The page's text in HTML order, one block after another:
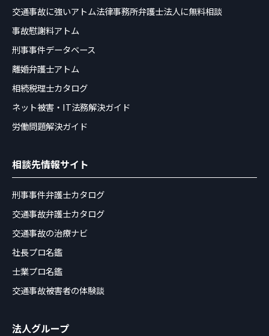
交通事故に強いアトム法律事務所弁護士法人に無料相談
事故慰謝料アトム
刑事事件データベース
離婚弁護士アトム
相続税理士カタログ
ネット被害・IT法務解決ガイド
労働問題解決ガイド
相談先情報サイト
刑事事件弁護士カタログ
交通事故弁護士カタログ
交通事故の治療ナビ
社長プロ名鑑
士業プロ名鑑
交通事故被害者の体験談
法人グループ